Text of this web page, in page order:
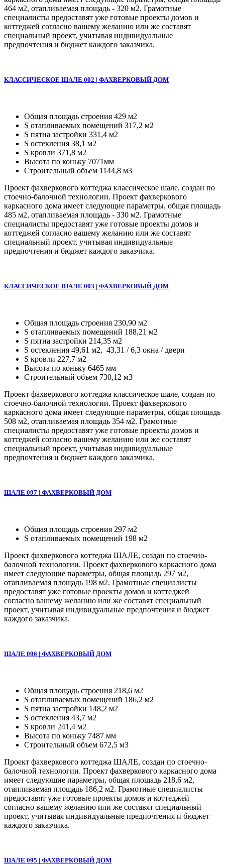
464 м2, отапливаемая площадь - 320 м2. Грамотные
специалисты предоставят уже готовые проекты домов и
коттеджей согласно вашему желанию или же составят
специальный проект, учитывая индивидуальные
предпочтения и бюджет каждого заказчика.
КЛАССИЧЕСКОЕ ШАЛЕ 002 | ФАХВЕРКОВЫЙ ДОМ
Общая площадь строения 429 м2
S отапливаемых помещений 317,2 м2
S пятна застройки 331,4 м2
S остекления 38,1 м2
S кровли 371,8 м2
Высота по коньку 7071мм
Строительный объем 1144,8 м3
Проект фахверкового коттеджа классическое шале, создан по
стоечно-балочной технологии. Проект фахверкового
каркасного дома имеет следующие параметры, общая площадь
485 м2, отапливаемая площадь - 330 м2. Грамотные
специалисты предоставят уже готовые проекты домов и
коттеджей согласно вашему желанию или же составят
специальный проект, учитывая индивидуальные
предпочтения и бюджет каждого заказчика.
КЛАССИЧЕСКОЕ ШАЛЕ 003 | ФАХВЕРКОВЫЙ ДОМ
Общая площадь строения 230,90 м2
S отапливаемых помещений 188,21 м2
S пятна застройки 214,35 м2
S остекления 49,61 м2, 43,31 / 6,3 окна / двери
S кровли 227,7 м2
Высота по коньку 6465 мм
Строительный объем 730,12 м3
Проект фахверкового коттеджа классическое шале, создан по
стоечно-балочной технологии. Проект фахверкового
каркасного дома имеет следующие параметры, общая площадь
508 м2, отапливаемая площадь 354 м2. Грамотные
специалисты предоставят уже готовые проекты домов и
коттеджей согласно вашему желанию или же составят
специальный проект, учитывая индивидуальные
предпочтения и бюджет каждого заказчика.
ШАЛЕ 097 | ФАХВЕРКОВЫЙ ДОМ
Общая площадь строения 297 м2
S отапливаемых помещений 198 м2
Проект фахверкового коттеджа ШАЛЕ, создан по стоечно-
балочной технологии. Проект фахверкового каркасного дома
имеет следующие параметры, общая площадь 297 м2,
отапливаемая площадь 198 м2. Грамотные специалисты
предоставят уже готовые проекты домов и коттеджей
согласно вашему желанию или же составят специальный
проект, учитывая индивидуальные предпочтения и бюджет
каждого заказчика.
ШАЛЕ 096 | ФАХВЕРКОВЫЙ ДОМ
Общая площадь строения 218,6 м2
S отапливаемых помещений 186,2 м2
S пятна застройки 148,2 м2
S остекления 43,7 м2
S кровли 241,4 м2
Высота по коньку 7487 мм
Строительный объем 672,5 м3
Проект фахверкового коттеджа ШАЛЕ, создан по стоечно-
балочной технологии. Проект фахверкового каркасного дома
имеет следующие параметры, общая площадь 218,6 м2,
отапливаемая площадь 186,2 м2. Грамотные специалисты
предоставят уже готовые проекты домов и коттеджей
согласно вашему желанию или же составят специальный
проект, учитывая индивидуальные предпочтения и бюджет
каждого заказчика.
ШАЛЕ 095 | ФАХВЕРКОВЫЙ ДОМ